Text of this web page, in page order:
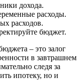
дохода.
расходы.
расходов.
бюджет.
– это залог
в завтрашнем
следя за
ипотеку, но и